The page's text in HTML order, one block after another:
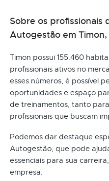
Sobre os profissionais
Autogestão em Timon,
Timon possui 155.460
profissionais ativos no
esses números, é possível
oportunidades e espaço
de treinamentos, tanto
profissionais que buscam
Podemos dar destaque
Autogestão, que pode
essenciais para sua
empresa.